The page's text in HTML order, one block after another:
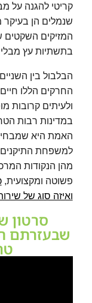
קריטי להגנה על
שנמלים הן בעיקר
המזיקים השקטים
בתשתיות עץ
הבלבול בין
החרקים הללו
ולעיתים קרובות
במדינות רבות
האמת היא
למשפחת התיקנים
מהן הנקודות
פשוטה ומקצועית,
ואיזה סוג של
סרטון
שבעזרתם